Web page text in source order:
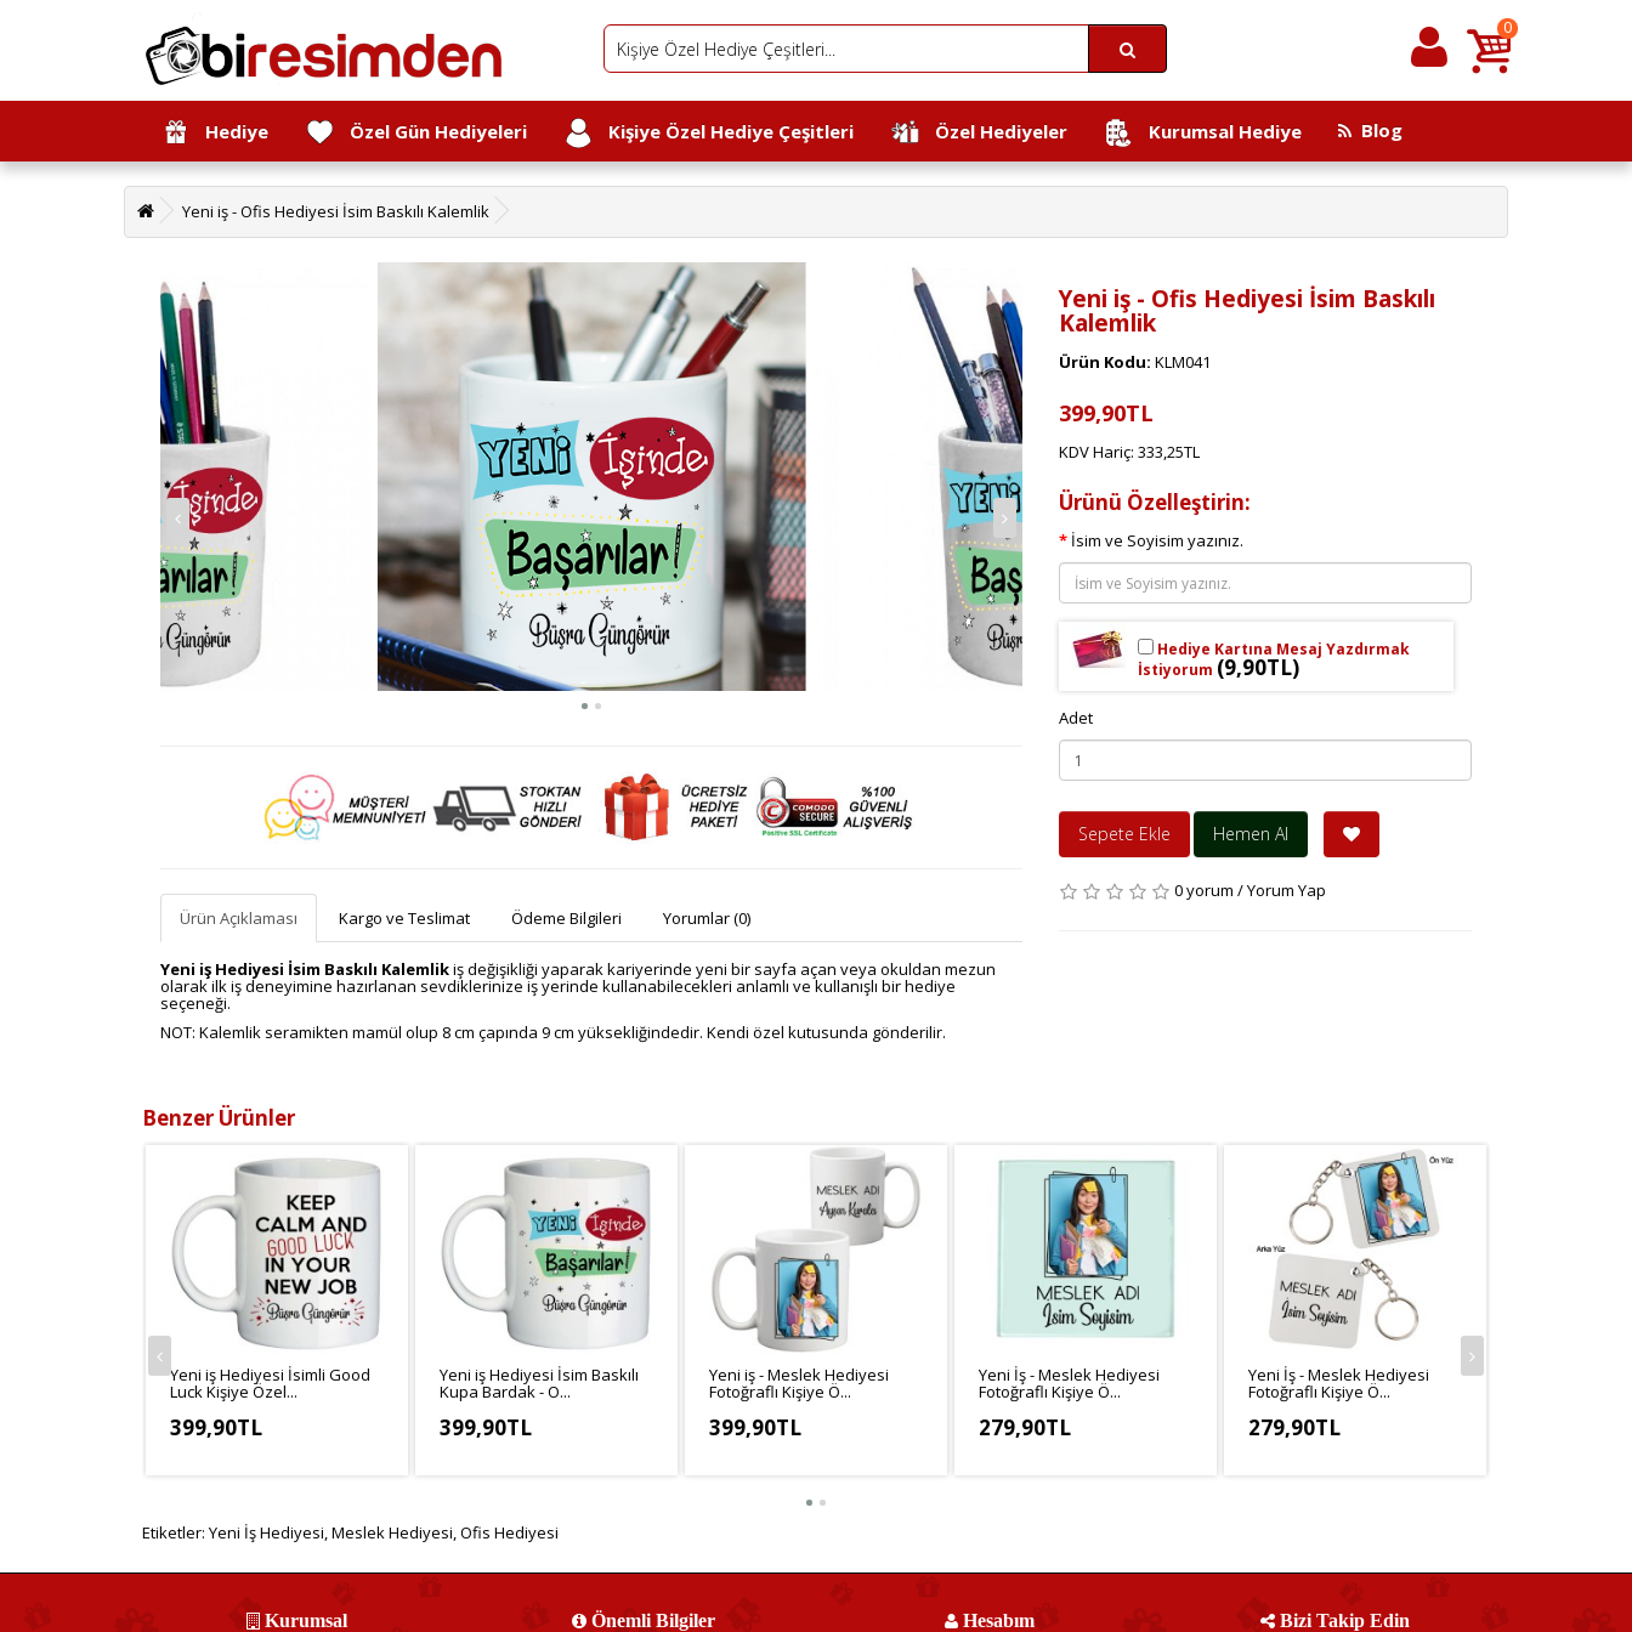
0
Hediye Özel Gün Hediyeleri Kişiye Özel Hediye Çeşitleri Özel Hediyeler Kurumsal Hediye Blog
Yeni iş - Ofis Hediyesi İsim Baskılı Kalemlik
Ürün Açıklaması Kargo ve Teslimat Ödeme Bilgileri Yorumlar (0)
Yeni iş Hediyesi İsim Baskılı Kalemlikiş değişikliği yaparak kariyerinde yeni bir sayfa açan veya okuldan mezun
olarak ilk iş deneyimine hazırlanan sevdiklerinize iş yerinde kullanabilecekleri anlamlı ve kullanışlı bir hediye
seçeneği.
NOT: Kalemlik seramikten mamül olup 8 cm çapında 9 cm yüksekliğindedir. Kendi özel kutusunda gönderilir.
Yeni iş - Ofis Hediyesi İsim Baskılı
Kalemlik
Ürün Kodu: KLM041
399,90TL
KDV Hariç: 333,25TL
Ürünü Özelleştirin:
İsim ve Soyisim yazınız.
Hediye Kartına Mesaj Yazdırmak
İstiyorum (9,90TL)
Adet
Sepete Ekle Hemen Al
0 yorum /Yorum Yap
Benzer Ürünler
Yeni iş Hediyesi İsimli Good
Luck Kişiye Özel...
399,90TL
Yeni iş Hediyesi İsim Baskılı
Kupa Bardak - O...
399,90TL
Yeni iş - Meslek Hediyesi
Fotoğraflı Kişiye Ö...
399,90TL
Yeni İş - Meslek Hediyesi
Fotoğraflı Kişiye Ö...
279,90TL
Yeni İş - Meslek Hediyesi
Fotoğraflı Kişiye Ö...
279,90TL
Etiketler: Yeni İş Hediyesi,Meslek Hediyesi,Ofis Hediyesi
Kurumsal Önemli Bilgiler Hesabım Bizi Takip Edin